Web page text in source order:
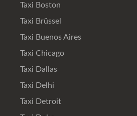
Taxi Boston
Taxi Brüssel
Taxi Buenos Aires
Taxi Chicago
Taxi Dallas
Taxi Delhi
Taxi Detroit